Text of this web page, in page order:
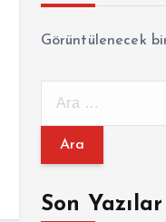
Görüntülenecek
m
:Son Yazılar